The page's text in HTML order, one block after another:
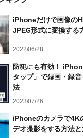
iPhoneだけで画像の
JPEG形式に変換する
2022/06/28
防犯にも有効！
タップ」で録画・録
法
2023/07/26
iPhoneのカメラで4K
デオ撮影をする方法